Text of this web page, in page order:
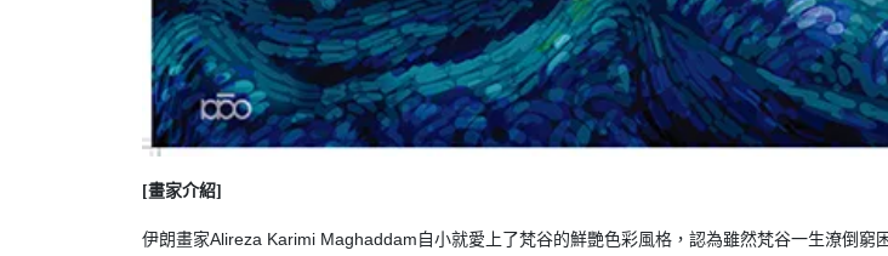
[畫家介紹]
伊朗畫家Alireza Karimi Maghaddam自小就愛上了梵谷的鮮艷色彩風格，認為雖然梵谷一生潦倒